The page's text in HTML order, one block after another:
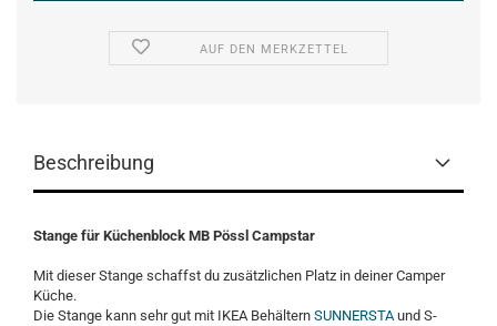
AUF DEN MERKZETTEL
Beschreibung
Stange für Küchenblock MB Pössl Campstar
Mit dieser Stange schaffst du zusätzlichen Platz in deiner Camper
Küche.
Die Stange kann sehr gut mit IKEA Behältern SUNNERSTAund S-